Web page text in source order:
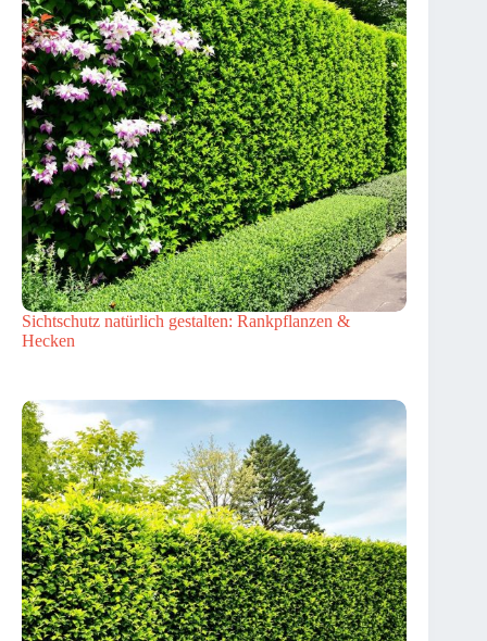
Sichtschutz natürlich gestalten: Rankpflanzen &
Hecken